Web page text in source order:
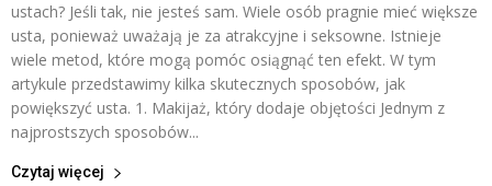
ustach? Jeśli tak, nie jesteś sam. Wiele osób pragnie mieć większe
usta, ponieważ uważają je za atrakcyjne i seksowne. Istnieje
wiele metod, które mogą pomóc osiągnąć ten efekt. W tym
artykule przedstawimy kilka skutecznych sposobów, jak
powiększyć usta. 1. Makijaż, który dodaje objętości Jednym z
najprostszych sposobów...
Czytaj więcej